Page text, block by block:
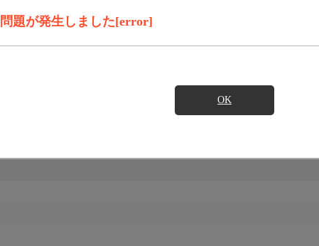
題が発生しました[error]
OK
ャンネル(有料)のご契約が必要となります。
バラエティー豊かに描き出す。'11年花組／全国／出演：蘭寿とむ、蘭